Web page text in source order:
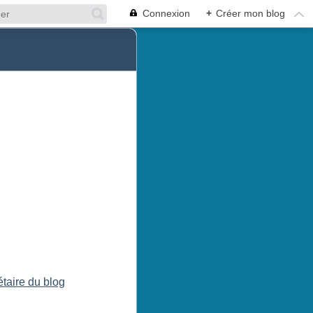
Connexion + Créer mon blog
du blog